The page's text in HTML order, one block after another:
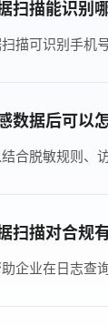
扫描能识别
描可识别手机
数据后可以
合脱敏规则、
扫描对合规
企业在日志查